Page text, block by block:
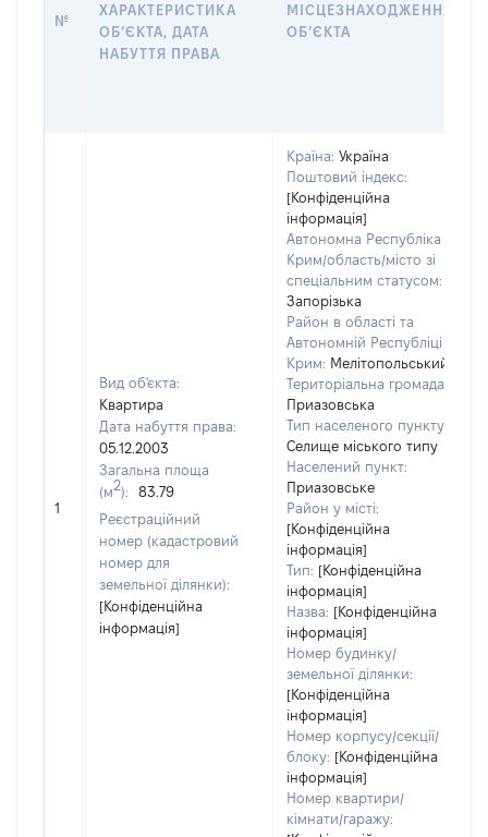
№
ХАРАКТЕРИСТИКА
ОБʼЄКТА, ДАТА
НАБУТТЯ ПРАВА
МІСЦЕЗНАХОДЖЕННЯ
ОБʼЄКТА
1
Вид об'єкта:
Квартира
Дата набуття права:
05.12.2003
Загальна площа
(м2):
83.79
Реєстраційний
номер (кадастровий
номер для
земельної ділянки):
[Конфіденційна
інформація]
Країна: Україна
Поштовий індекс:
[Конфіденційна
інформація]
Автономна Республіка
Крим/область/місто зі
спеціальним статусом:
Запорізька
Район в області та
Автономній Республіці
Крим: Мелітопольський
Територіальна громада:
Приазовська
Тип населеного пункту:
Селище міського типу
Населений пункт:
Приазовське
Район у місті:
[Конфіденційна
інформація]
Тип: [Конфіденційна
інформація]
Назва: [Конфіденційна
інформація]
Номер будинку/
земельної ділянки:
[Конфіденційна
інформація]
Номер корпусу/секції/
блоку: [Конфіденційна
інформація]
Номер квартири/
кімнати/гаражу: